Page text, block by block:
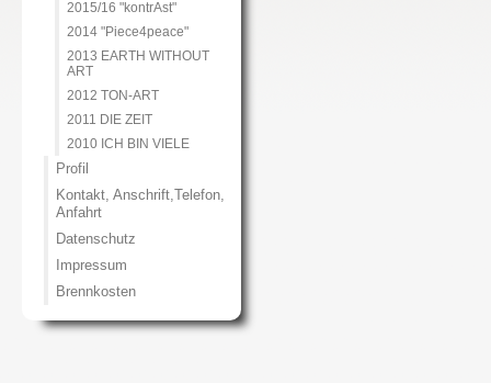
2015/16 "kontrAst"
2014 "Piece4peace"
2013 EARTH WITHOUT
ART
2012 TON-ART
2011 DIE ZEIT
2010 ICH BIN VIELE
Profil
Kontakt, Anschrift,Telefon,
Anfahrt
Datenschutz
Impressum
Brennkosten